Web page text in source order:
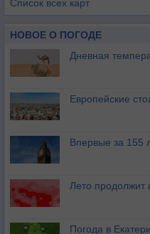
Список всех карт
НОВОЕ О ПОГОДЕ
Дневная
Европейские
Впервые за 155
Лето продолжит
Погода в